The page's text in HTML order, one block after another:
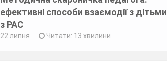
ефективні способи взаємодії з дітьми
з РАС
22 липня Читати: 13 хвилини